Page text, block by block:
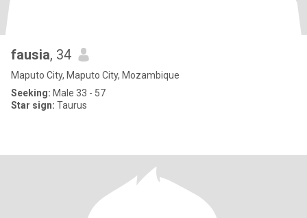
fausia, 34
Maputo City, Maputo City, Mozambique
Seeking: Male 33 - 57
Star sign: Taurus